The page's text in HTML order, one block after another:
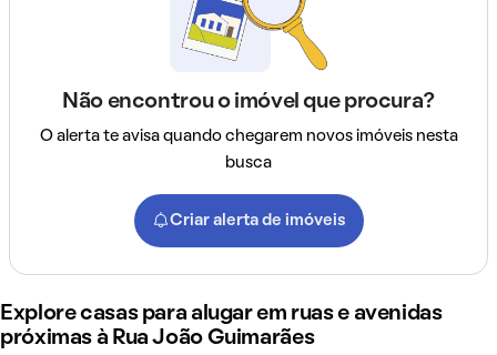
Não encontrou o imóvel que procura?
O alerta te avisa quando chegarem novos imóveis nesta
busca
Criar alerta de imóveis
Explore casas para alugar em ruas e avenidas
próximas à Rua João Guimarães